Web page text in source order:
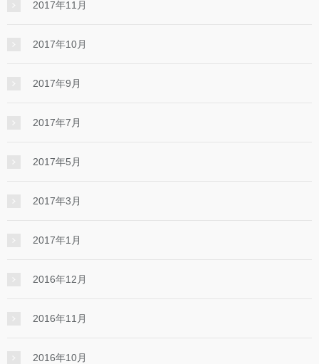
2017年11月
2017年10月
2017年9月
2017年7月
2017年5月
2017年3月
2017年1月
2016年12月
2016年11月
2016年10月